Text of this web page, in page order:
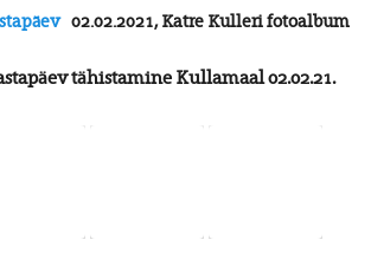
02.02.2021, Katre Kulleri fotoalbum
tähistamine Kullamaal 02.02.21.